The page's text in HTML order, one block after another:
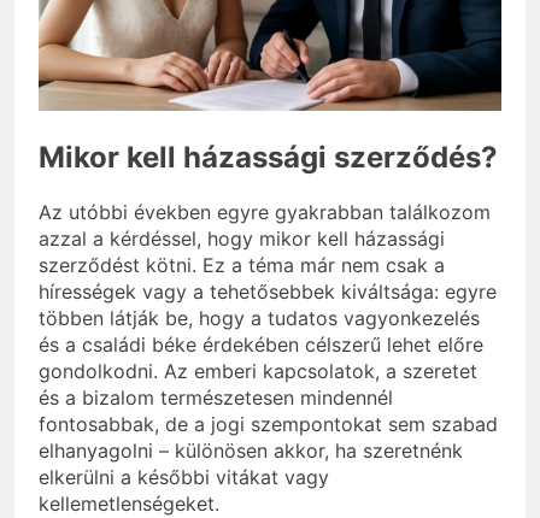
3 Nap Ezelőtt
Mikor kell házassági szerződés?
Az utóbbi években egyre gyakrabban találkozom
azzal a kérdéssel, hogy mikor kell házassági
szerződést kötni. Ez a téma már nem csak a
hírességek vagy a tehetősebbek kiváltsága: egyre
többen látják be, hogy a tudatos vagyonkezelés
és a családi béke érdekében célszerű lehet előre
gondolkodni. Az emberi kapcsolatok, a szeretet
és a bizalom természetesen mindennél
fontosabbak, de a jogi szempontokat sem szabad
elhanyagolni – különösen akkor, ha szeretnénk
elkerülni a későbbi vitákat vagy
kellemetlenségeket.